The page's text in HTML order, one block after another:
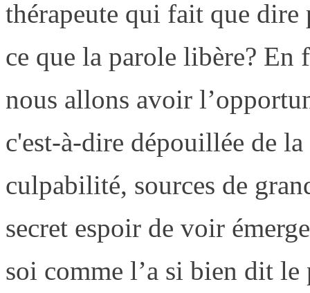
thérapeute qui fait que dire
ce que la parole libère? En
nous allons avoir
c'est-à-dire dépouillée de
culpabilité, sources de
secret espoir de voir
soi comme l’a si bien dit